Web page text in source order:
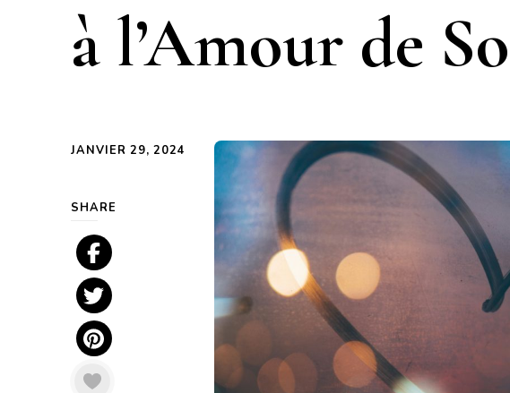
à l’Amour de
JANVIER 29, 2024
SHARE